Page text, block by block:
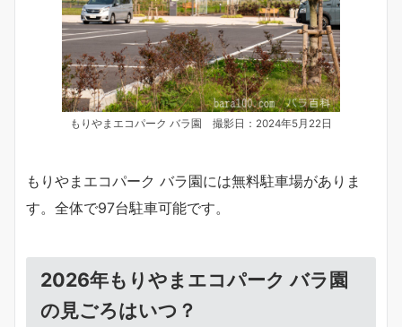
もりやまエコパーク バラ園 撮影日：2024年5月22日
もりやまエコパーク バラ園には無料駐車場がありま
す。全体で97台駐車可能です。
2026年もりやまエコパーク バラ園
の見ごろはいつ？